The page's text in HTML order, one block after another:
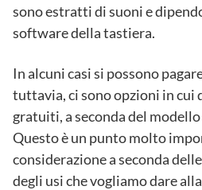
sono estratti di suoni e
software della tastiera.
In alcuni casi si possono
tuttavia, ci sono opzioni in cui
gratuiti, a seconda del
Questo è un punto molto
considerazione a seconda
degli usi che vogliamo dare